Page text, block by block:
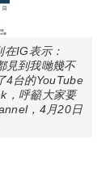
IG表示：
見到我哋幾不
4台的YouTube
，呼籲大家要
，4月20日